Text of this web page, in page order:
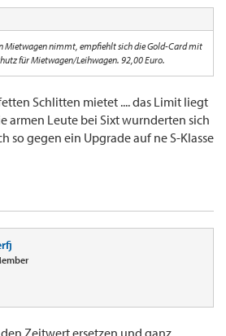
Mietwagen nimmt, empfiehlt sich die Gold-Card mit
für Mietwagen/Leihwagen. 92,00 Euro.
Schlitten mietet .... das Limit liegt
armen Leute bei Sixt wurnderten sich
so gegen ein Upgrade auf ne S-Klasse